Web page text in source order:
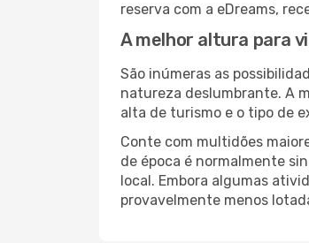
reserva com a eDreams,
A melhor altura para
São inúmeras as
natureza deslumbrante. A
alta de turismo e o tipo de
Conte com multidões
de época é normalmente
local. Embora algumas
provavelmente menos